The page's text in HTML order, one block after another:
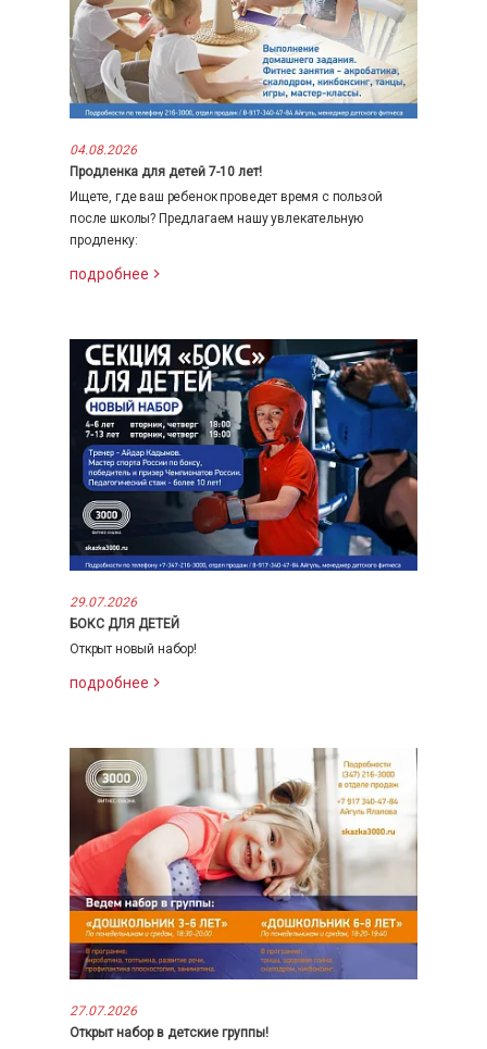
04.08.2026
Продленка для детей 7-10 лет!
Ищете, где ваш ребенок проведет время с пользой
после школы? Предлагаем нашу увлекательную
продленку:
подробнее
29.07.2026
БОКС ДЛЯ ДЕТЕЙ
Открыт новый набор!
подробнее
27.07.2026
Открыт набор в детские группы!